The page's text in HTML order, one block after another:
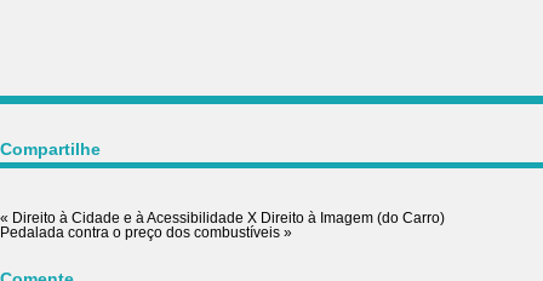
Compartilhe
« Direito à Cidade e à Acessibilidade X Direito à Imagem (do Carro)
Pedalada contra o preço dos combustíveis »